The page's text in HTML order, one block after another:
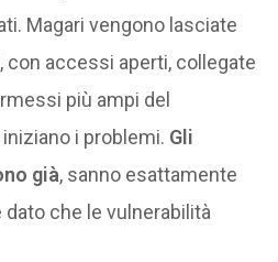
Magari vengono lasciate
con accessi aperti, collegate
più ampi del
i problemi. Gli
già, sanno esattamente
che le vulnerabilità